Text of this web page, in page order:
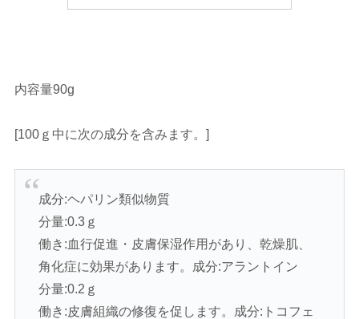
内容量90g
[100ｇ中に次の成分を含みます。]
成分:ヘパリン類似物質
分量:0.3ｇ
働き:血行促進・皮膚保湿作用があり、乾燥肌、
角化症に効果があります。成分:アラントイン
分量:0.2ｇ
働き:皮膚組織の修復を促します。成分:トコフェ